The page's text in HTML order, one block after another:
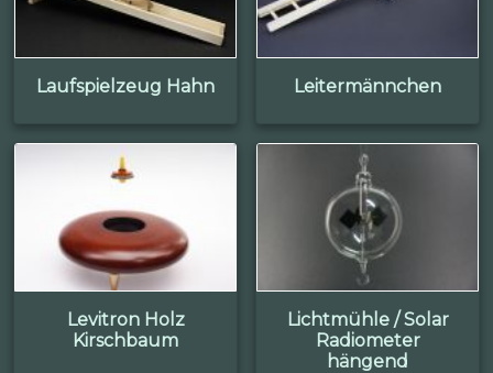
Laufspielzeug Hahn Leitermännchen
Levitron Holz
Kirschbaum
Lichtmühle / Solar
Radiometer
hängend